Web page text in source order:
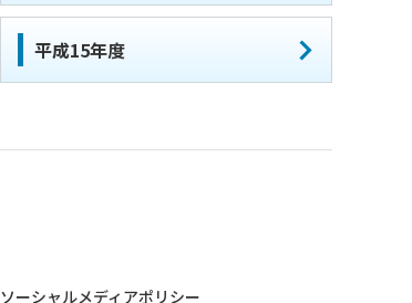
平成15年度
ソーシャルメディアポリシー